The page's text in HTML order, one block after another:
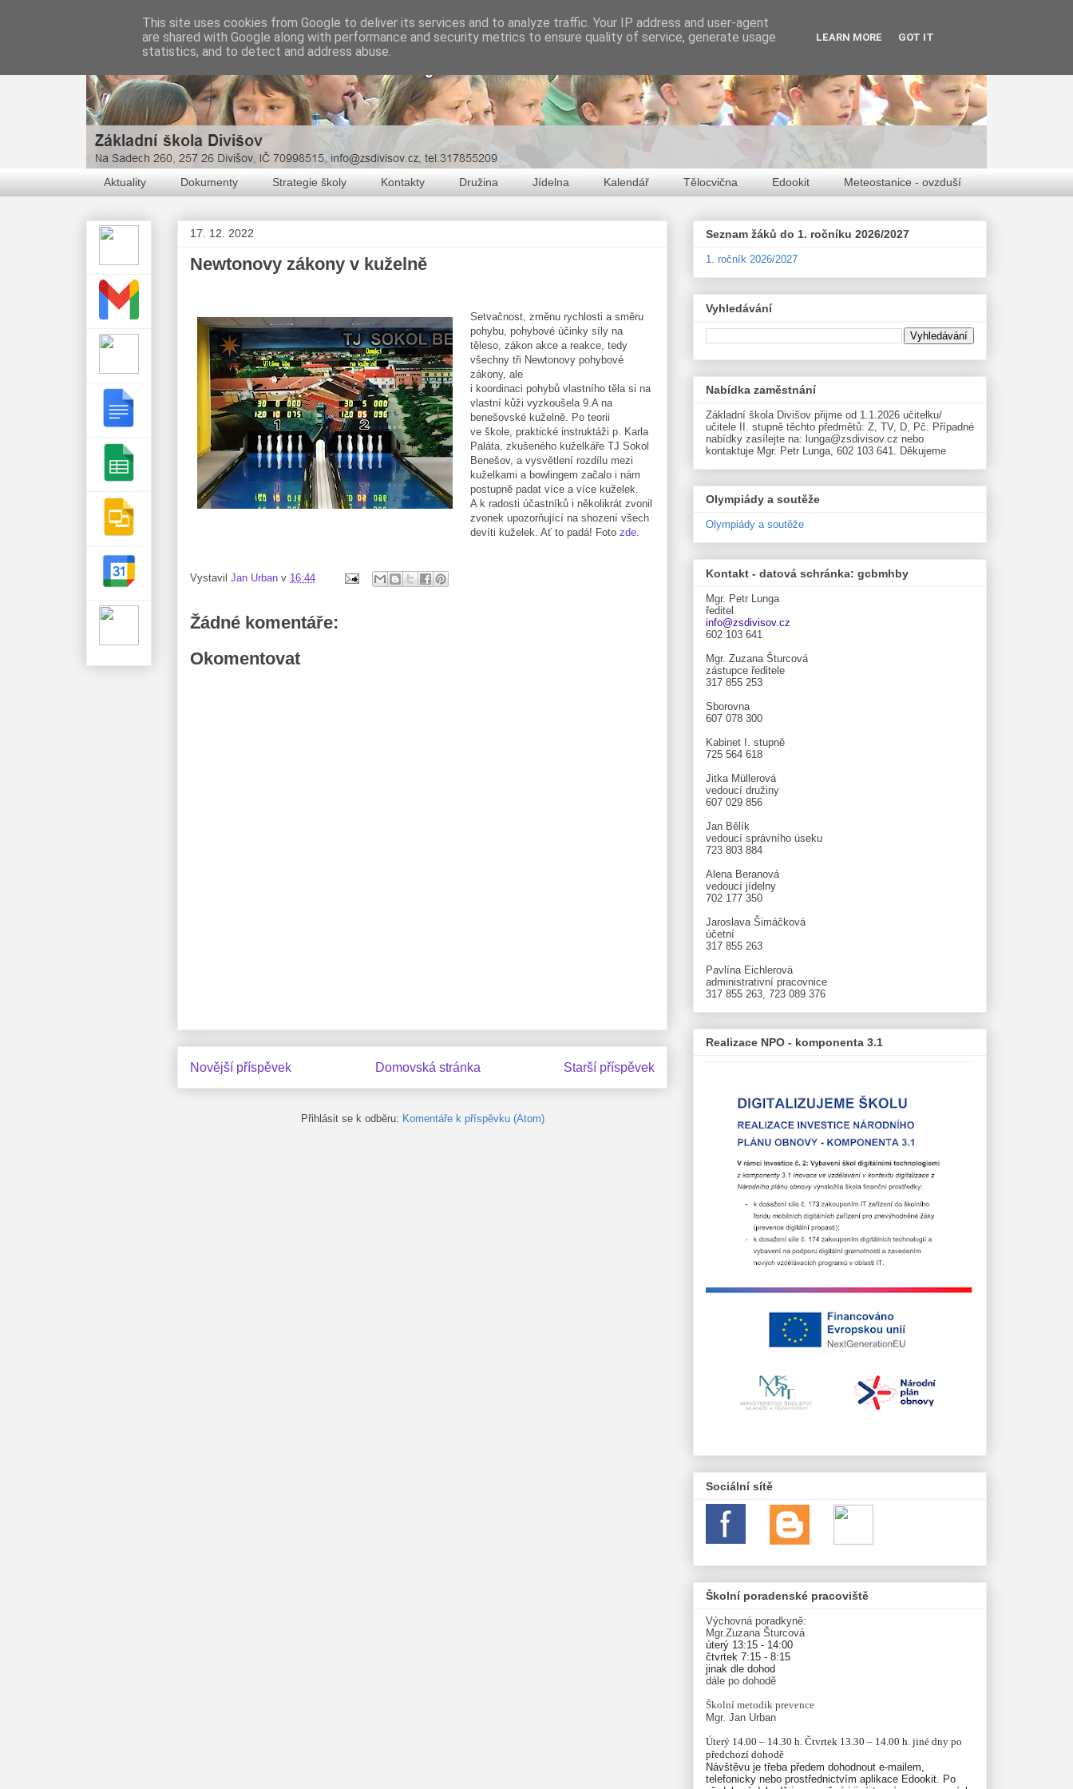
Aktuality Dokumenty Strategie školy Kontakty Družina Jídelna Kalendář Tělocvična Edookit Meteostanice - ovzduší
17. 12. 2022
Newtonovy zákony v kuželně
Setvačnost, změnu rychlosti a směru
pohybu, pohybové účinky síly na
těleso, zákon akce a reakce, tedy
všechny tři Newtonovy pohybové
zákony, ale
i koordinaci pohybů vlastního těla si na
vlastní kůži vyzkoušela 9.A na
benešovské kuželně. Po teorii
ve škole, praktické instruktáži p. Karla
Paláta, zkušeného kuželkáře TJ Sokol
Benešov, a vysvětlení rozdílu mezi
kuželkami a bowlingem začalo i nám
postupně padat více a více kuželek.
A k radosti účastníků i několikrát zvonil
zvonek upozorňující na shození všech
devíti kuželek. Ať to padá! Foto zde
Vystavil Jan Urban v 16:44
Žádné komentáře:
Okomentovat
Novější příspěvek Starší příspěvek
Domovská stránka
Přihlásit se k odběru: Komentáře k příspěvku (Atom)
Seznam žáků do 1. ročníku 2026/2027
1. ročník 2026/2027
Vyhledávání
Nabídka zaměstnání
Základní škola Divišov přijme od 1.1.2026 učitelku/
učitele II. stupně těchto předmětů: Z, TV, D, Pč. Případné
nabídky zasílejte na: lunga@zsdivisov.cz nebo
kontaktuje Mgr. Petr Lunga, 602 103 641. Děkujeme
Olympiády a soutěže
Olympiády a soutěže
Kontakt - datová schránka: gcbmhby
Mgr. Petr Lunga
ředitel
info@zsdivisov.cz
602 103 641
Mgr. Zuzana Šturcová
zástupce ředitele
317 855 253
Sborovna
607 078 300
Kabinet I. stupně
725 564 618
Jitka Müllerová
vedoucí družiny
607 029 856
Jan Bělík
vedoucí správního úseku
723 803 884
Alena Beranová
vedoucí jídelny
702 177 350
Jaroslava Šimáčková
účetní
317 855 263
Pavlína Eichlerová
administrativní pracovnice
317 855 263, 723 089 376
Realizace NPO - komponenta 3.1
Sociální sítě
Školní poradenské pracoviště
Výchovná poradkyně:
Mgr.Zuzana Šturcová
úterý 13:15 - 14:00
čtvrtek 7:15 - 8:15
jinak dle dohod
dále po dohodě
Školní metodik prevence
Mgr. Jan Urban
Úterý 14.00 – 14.30 h. Čtvrtek 13.30 – 14.00 h. jiné dny po
předchozí dohodě
Návštěvu je třeba předem dohodnout e-mailem,
telefonicky nebo prostřednictvím aplikace Edookit. Po
This site uses cookies from Google to deliver its services and to analyze traffic. Your IP address and user-agent
are shared with Google along with performance and security metrics to ensure quality of service, generate usage
statistics, and to detect and address abuse.
LEARN MORE GOT IT